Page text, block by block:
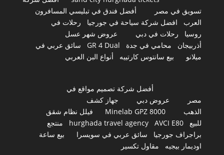
تسويق في مصر
أفضل فندق في تبليسي المسافرون
العرب
افضل شركة سياحة في جورجيا
رحلات في
روسيا
رحلات في دبي
عروض شهر عسل
أذربيجان
محامي في جدة GR 4 Dual
سائق عربي في
ميلانو
بيع سانتوس كارتييه أنواع البن العربي
أفضل شركة تصميم مواقع في
مصر
عروض دبي
جهاز كشف
الذهب
Minelab GPZ 8000
فيلل نظام شقق
للبيع
hurghada travel agency AVCI E80
منتجع
براجراف جورجيا
سائق عربي في سويسرا
بيع ساعة
اوديمار بيجيه
مقاول تكسير